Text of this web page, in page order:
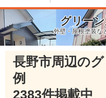
グリー
外壁・屋根塗装な
長野市周辺の
例
2383件掲載中